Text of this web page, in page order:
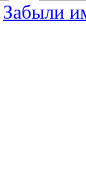
Забыли